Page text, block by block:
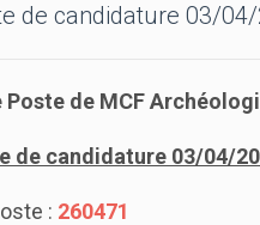
de candidature 03/
Poste de MCF
de candidature 03/04/
: 260471